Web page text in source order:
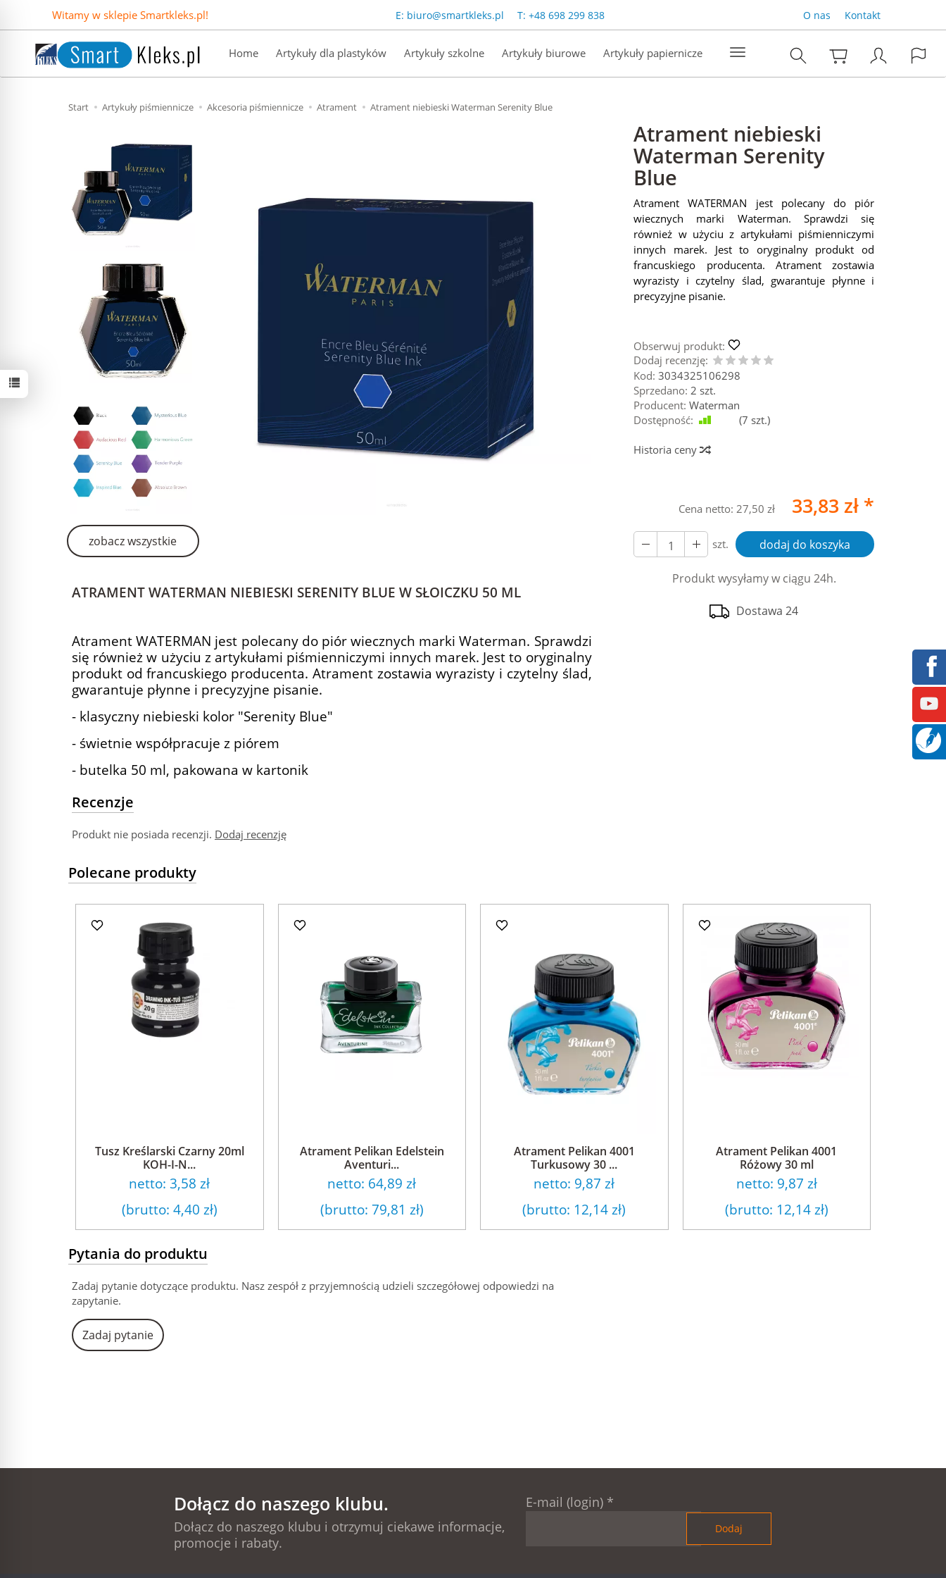
Witamy w sklepie Smartkleks.pl! E: biuro@smartkleks.pl T: +48 698 299 838 O nas Kontakt
Home Artykuły dla plastyków Artykuły szkolne Artykuły biurowe Artykuły papiernicze
Start Artykuły piśmiennicze Akcesoria piśmiennicze Atrament Atrament niebieski Waterman Serenity Blue
zobacz wszystkie
Atrament niebieski
Waterman Serenity
Blue
Atrament WATERMAN jest polecany do piór
wiecznych marki Waterman. Sprawdzi się
również w użyciu z artykułami piśmienniczymi
innych marek. Jest to oryginalny produkt od
francuskiego producenta. Atrament zostawia
wyrazisty i czytelny ślad, gwarantuje płynne i
precyzyjne pisanie.
Obserwuj produkt:
Dodaj recenzję:
Kod: 3034325106298
Sprzedano: 2 szt.
Producent: Waterman
Dostępność:
(7 szt.)
Historia ceny
Cena netto: 27,50 zł 33,83 zł *
szt. dodaj do koszyka
Produkt wysyłamy w ciągu 24h.
Dostawa 24
ATRAMENT WATERMAN NIEBIESKI SERENITY BLUE W SŁOICZKU 50 ML
Atrament WATERMAN jest polecany do piór wiecznych marki Waterman. Sprawdzi
się również w użyciu z artykułami piśmienniczymi innych marek. Jest to oryginalny
produkt od francuskiego producenta. Atrament zostawia wyrazisty i czytelny ślad,
gwarantuje płynne i precyzyjne pisanie.
- klasyczny niebieski kolor "Serenity Blue"
- świetnie współpracuje z piórem
- butelka 50 ml, pakowana w kartonik
Recenzje
Produkt nie posiada recenzji. Dodaj recenzję
Polecane produkty
Tusz Kreślarski Czarny 20ml
KOH-I-N...
netto:3,58 zł
(brutto: 4,40 zł)
Atrament Pelikan Edelstein
Aventuri...
netto: 64,89 zł
(brutto: 79,81 zł)
Atrament Pelikan 4001
Turkusowy 30 ...
netto: 9,87 zł
(brutto: 12,14 zł)
Atrament Pelikan 4001
Różowy 30 ml
netto: 9,87 zł
(brutto: 12,14 zł)
Pytania do produktu
Zadaj pytanie dotyczące produktu. Nasz zespół z przyjemnością udzieli szczegółowej odpowiedzi na
zapytanie.
Zadaj pytanie
Dołącz do naszego klubu.
Dołącz do naszego klubu i otrzymuj ciekawe informacje,
promocje i rabaty.
E-mail (login) *